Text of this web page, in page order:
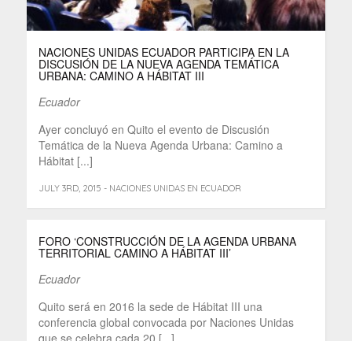
NACIONES UNIDAS ECUADOR PARTICIPA EN LA
DISCUSIÓN DE LA NUEVA AGENDA TEMÁTICA
URBANA: CAMINO A HÁBITAT III
Ecuador
Ayer concluyó en Quito el evento de Discusión
Temática de la Nueva Agenda Urbana: Camino a
Hábitat [...]
JULY 3RD, 2015 - NACIONES UNIDAS EN ECUADOR
FORO ‘CONSTRUCCIÓN DE LA AGENDA URBANA
TERRITORIAL CAMINO A HÁBITAT III’
Ecuador
Quito será en 2016 la sede de Hábitat III una
conferencia global convocada por Naciones Unidas